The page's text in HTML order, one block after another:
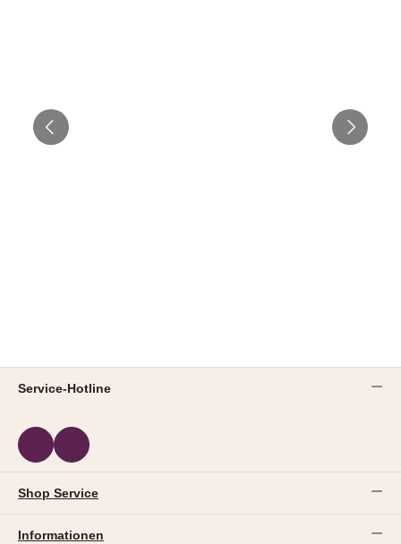
Service-Hotline
Shop Service
Informationen